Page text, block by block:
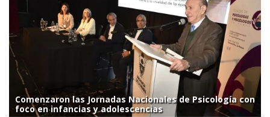
Comenzaron las Jornadas Nacionales de Psicología con
foco en infancias y adolescencias